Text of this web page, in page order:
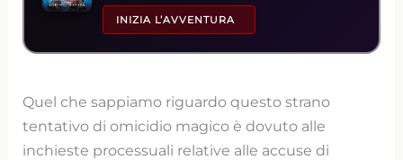
INIZIA L’AVVENTURA
Quel che sappiamo riguardo questo strano
tentativo di omicidio magico è dovuto alle
inchieste processuali relative alle accuse di